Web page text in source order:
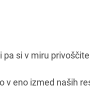
si v miru
v eno izmed naših